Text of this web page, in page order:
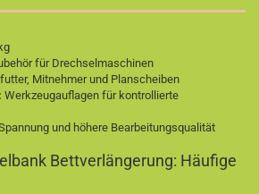
für Drechselmaschinen
Mitnehmer und Planscheiben
Werkzeugauflagen für kontrollierte
und höhere Bearbeitungsqualität
Bettverlängerung: Häufige